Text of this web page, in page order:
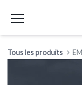
Tous les produits